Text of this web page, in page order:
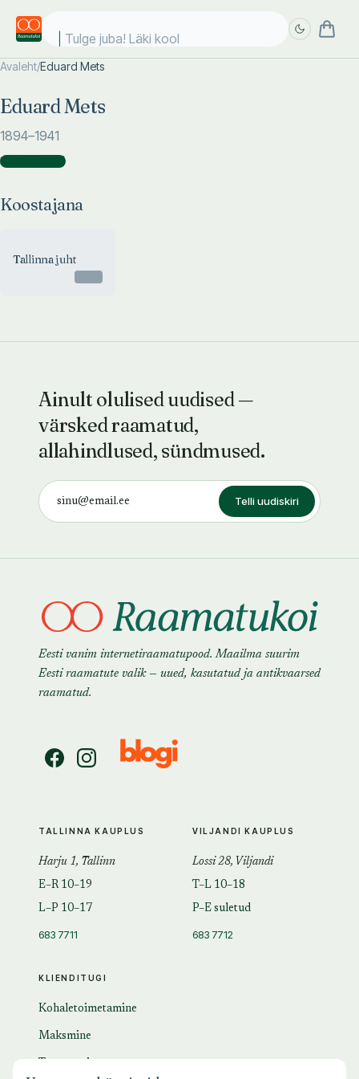
Tulge juba! Läki kooli
Avaleht/Eduard Mets
Eduard Mets
1894–1941
Koostajana )
Koostajana
Tallinna juht
Ainult olulised uudised —
värsked raamatud,
allahindlused, sündmused.
Telli uudiskiri
Eesti vanim internetiraamatupood. Maailma suurim
Eesti raamatute valik — uued, kasutatud ja antikvaarsed
raamatud.
KLIENDITUGI
Kohaletoimetamine
Maksmine
TALLINNA KAUPLUS
Harju 1, Tallinn
E–R 10–19
L–P 10–17
683 7711
VILJANDI KAUPLUS
Lossi 28, Viljandi
T–L 10–18
P–E suletud
683 7712